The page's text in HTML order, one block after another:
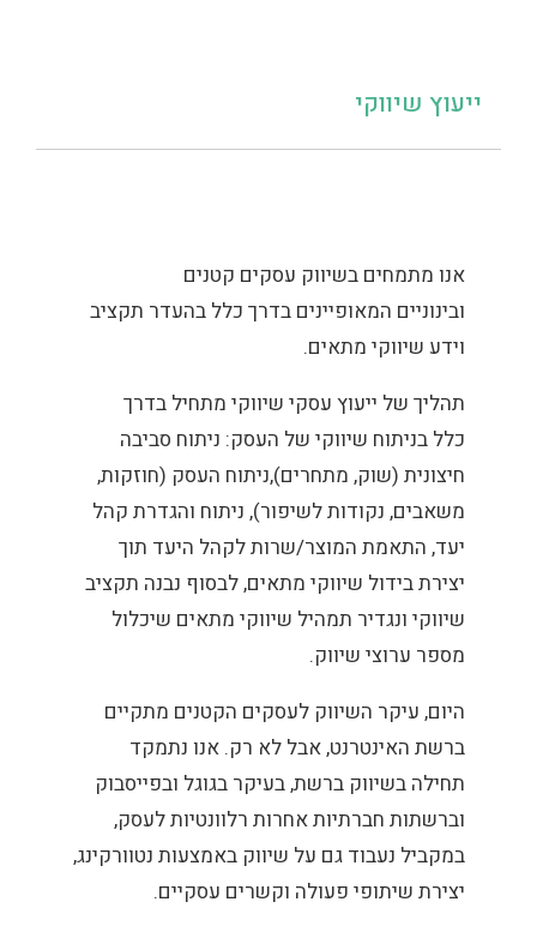
ייעוץ שיווקי
אנו מתמחים בשיווק עסקים קטנים
ובינוניים המאופיינים בדרך כלל בהעדר תקציב
וידע שיווקי מתאים.
תהליך של ייעוץ עסקי שיווקי מתחיל בדרך
כלל בניתוח שיווקי של העסק: ניתוח סביבה
חיצונית (שוק, מתחרים),ניתוח העסק (חוזקות,
משאבים, נקודות לשיפור), ניתוח והגדרת קהל
יעד, התאמת המוצר/שרות לקהל היעד תוך
יצירת בידול שיווקי מתאים, לבסוף נבנה תקציב
שיווקי ונגדיר תמהיל שיווקי מתאים שיכלול
מספר ערוצי שיווק.
היום, עיקר השיווק לעסקים הקטנים מתקיים
ברשת האינטרנט, אבל לא רק. אנו נתמקד
תחילה בשיווק ברשת, בעיקר בגוגל ובפייסבוק
וברשתות חברתיות אחרות רלוונטיות לעסק,
במקביל נעבוד גם על שיווק באמצעות נטוורקינג,
יצירת שיתופי פעולה וקשרים עסקיים.